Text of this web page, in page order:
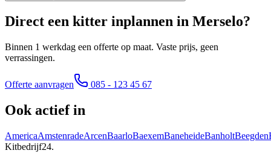
Direct een kitter inplannen in Merselo?
Binnen 1 werkdag een offerte op maat. Vaste prijs, geen
verrassingen.
Offerte aanvragen 085 - 123 45 67
Ook actief in
AmericaAmstenradeArcenBaarloBaexemBaneheideBanholtBeegden
Kitbedrijf24.